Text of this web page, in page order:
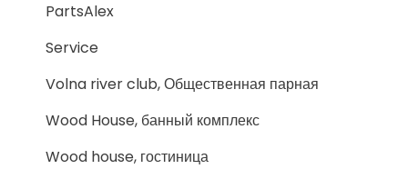
PartsAlex
Service
Volna river club, Общественная парная
Wood House, банный комплекс
Wood house, гостиница